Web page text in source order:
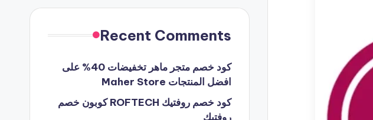
Recent Comments
كود خصم متجر ماهر تخفيضات 40% على
افضل المنتجات Maher Store
كود خصم روفتيك ROFTECH كوبون خصم
روفتيك